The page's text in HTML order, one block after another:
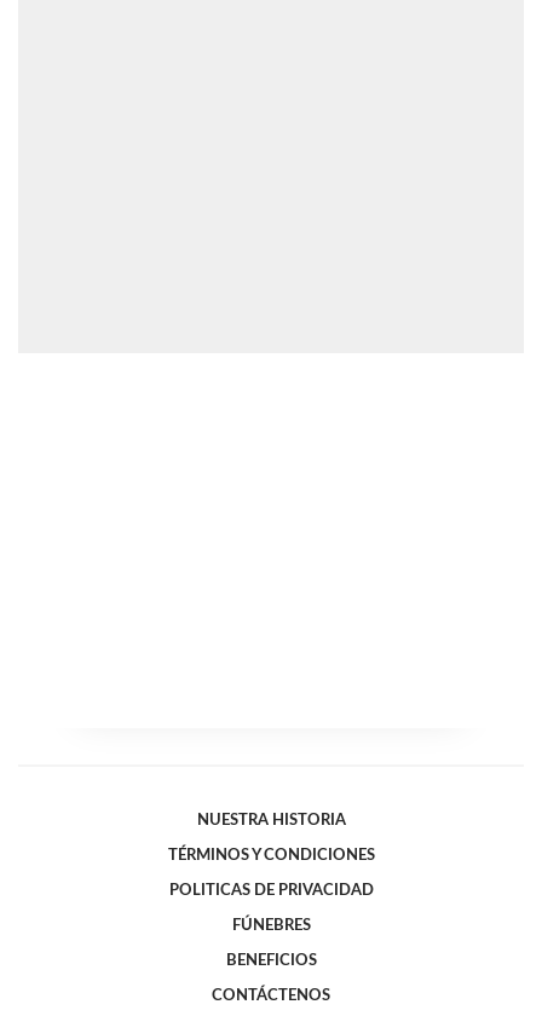
NUESTRA HISTORIA
TÉRMINOS Y CONDICIONES
POLITICAS DE PRIVACIDAD
FÚNEBRES
BENEFICIOS
CONTÁCTENOS